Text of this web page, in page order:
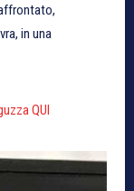
in una
QUI